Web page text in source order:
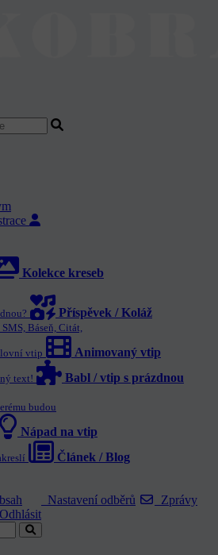
Kolekce kreseb
Příspěvek / Koláž
Báseň, Citát,
vtip Animovaný vtip
text!
Babl / vtip s prázdnou
budou
Nápad na vtip
Článek / Blog
Nastavení odběrů
Zprávy
Odhlásit